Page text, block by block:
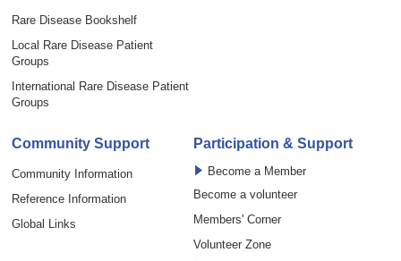
Rare Disease Bookshelf
Local Rare Disease Patient
Groups
International Rare Disease Patient
Groups
Community Support
Community Information
Reference Information
Global Links
Participation & Support
Become a Member
Become a volunteer
Members' Corner
Volunteer Zone